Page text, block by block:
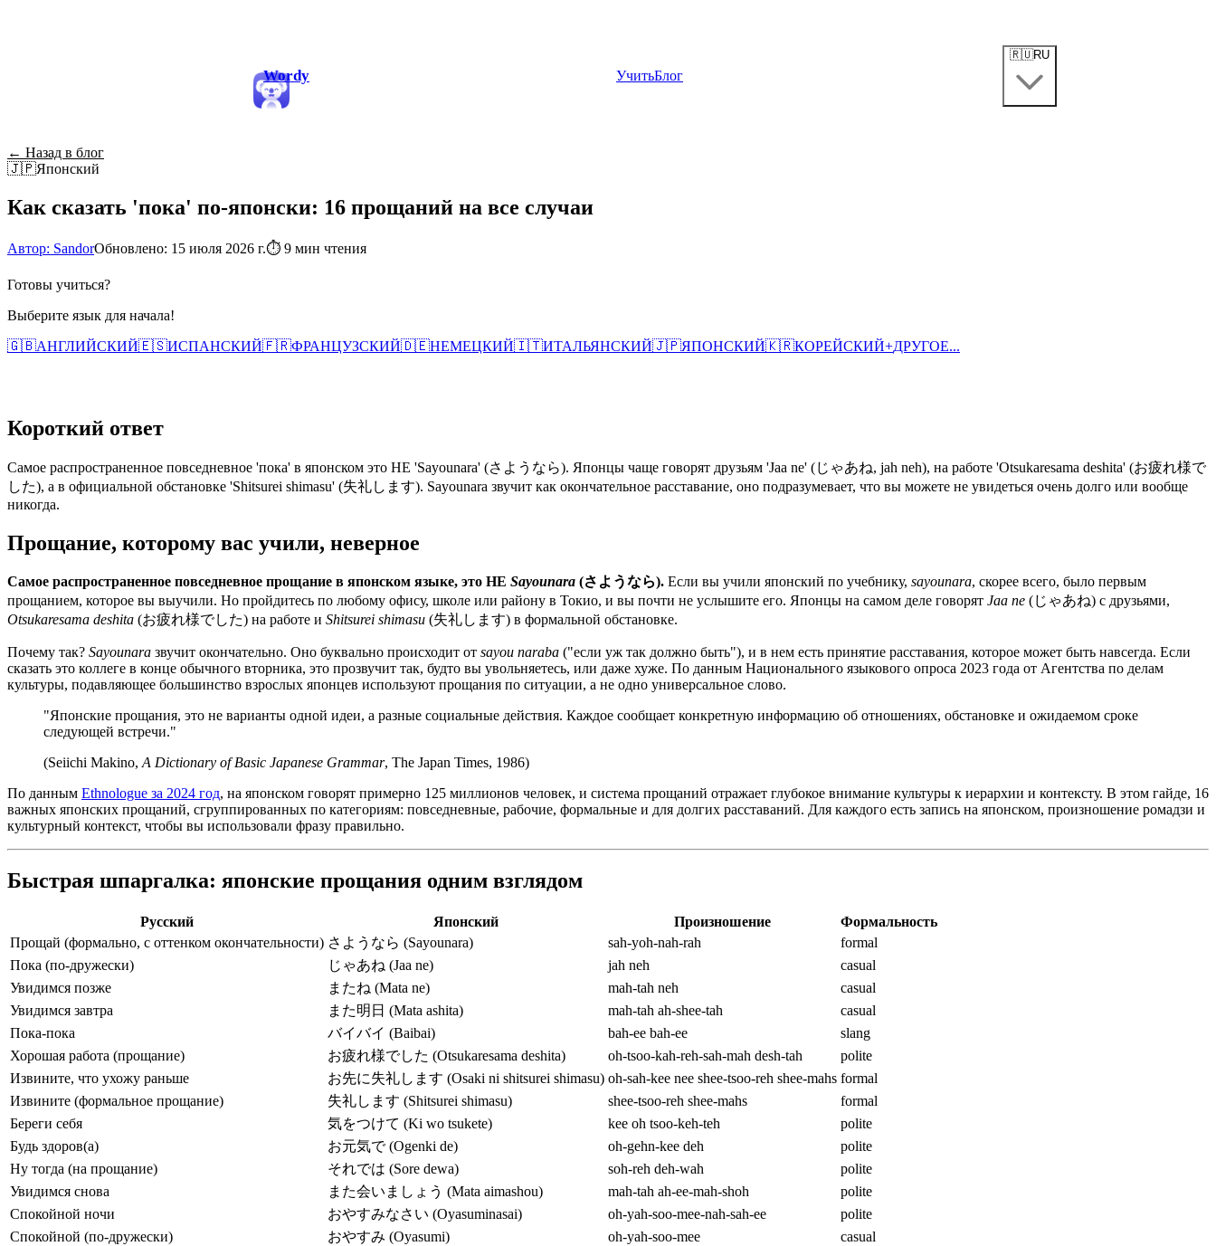
Wordy УчитьБлог
🇷🇺RU
← Назад в блог
🇯🇵Японский
Как сказать 'пока' по-японски: 16 прощаний на все случаи
Автор: SandorОбновлено: 15 июля 2026 г.⏱ 9 мин чтения
Готовы учиться?
Выберите язык для начала!
🇬🇧АНГЛИЙСКИЙ🇪🇸ИСПАНСКИЙ🇫🇷ФРАНЦУЗСКИЙ🇩🇪НЕМЕЦКИЙ🇮🇹ИТАЛЬЯНСКИЙ🇯🇵ЯПОНСКИЙ🇰🇷КОРЕЙСКИЙ+ДРУГОЕ...
Короткий ответ
Самое распространенное повседневное 'пока' в японском это НЕ 'Sayounara' (さようなら). Японцы чаще говорят друзьям 'Jaa ne' (じゃあね, jah neh), на работе 'Otsukaresama deshita' (お疲れ様で
した), а в официальной обстановке 'Shitsurei shimasu' (失礼します). Sayounara звучит как окончательное расставание, оно подразумевает, что вы можете не увидеться очень долго или вообще
никогда.
Прощание, которому вас учили, неверное
Самое распространенное повседневное прощание в японском языке, это НЕ Sayounara (さようなら). Если вы учили японский по учебнику, sayounara, скорее всего, было первым
прощанием, которое вы выучили. Но пройдитесь по любому офису, школе или району в Токио, и вы почти не услышите его. Японцы на самом деле говорят Jaa ne (じゃあね) с друзьями,
Otsukaresama deshita (お疲れ様でした) на работе и Shitsurei shimasu (失礼します) в формальной обстановке.
Почему так? Sayounara звучит окончательно. Оно буквально происходит от sayou naraba ("если уж так должно быть"), и в нем есть принятие расставания, которое может быть навсегда. Если
сказать это коллеге в конце обычного вторника, это прозвучит так, будто вы увольняетесь, или даже хуже. По данным Национального языкового опроса 2023 года от Агентства по делам
культуры, подавляющее большинство взрослых японцев используют прощания по ситуации, а не одно универсальное слово.
"Японские прощания, это не варианты одной идеи, а разные социальные действия. Каждое сообщает конкретную информацию об отношениях, обстановке и ожидаемом сроке
следующей встречи."
(Seiichi Makino,A Dictionary of Basic Japanese Grammar, The Japan Times, 1986)
По данным Ethnologue за 2024 год, на японском говорят примерно 125 миллионов человек, и система прощаний отражает глубокое внимание культуры к иерархии и контексту. В этом гайде, 16
важных японских прощаний, сгруппированных по категориям: повседневные, рабочие, формальные и для долгих расставаний. Для каждого есть запись на японском, произношение ромадзи и
культурный контекст, чтобы вы использовали фразу правильно.
Быстрая шпаргалка: японские прощания одним взглядом
Русский Японский Произношение
Формальность
Прощай (формально, с оттенком окончательности) さようなら (Sayounara) sah-yoh-nah-rah
formal
Пока (по-дружески)
じゃあね (Jaa ne) jah neh
casual
Увидимся позже
またね (Mata ne) mah-tah neh
casual
Увидимся завтра
また明日 (Mata ashita) mah-tah ah-shee-tah
casual
Пока-пока
バイバイ (Baibai) bah-ee bah-ee
slang
Хорошая работа (прощание)
お疲れ様でした (Otsukaresama deshita) oh-tsoo-kah-reh-sah-mah desh-tah
polite
Извините, что ухожу раньше
お先に失礼します (Osaki ni shitsurei shimasu) oh-sah-kee nee shee-tsoo-reh shee-mahs formal
Извините (формальное прощание)
失礼します (Shitsurei shimasu) shee-tsoo-reh shee-mahs
formal
Береги себя
気をつけて (Ki wo tsukete) kee oh tsoo-keh-teh
polite
Будь здоров(а)
お元気で (Ogenki de) oh-gehn-kee deh
polite
Ну тогда (на прощание)
それでは (Sore dewa) soh-reh deh-wah
polite
Увидимся снова
また会いましょう (Mata aimashou) mah-tah ah-ee-mah-shoh
polite
Спокойной ночи
おやすみなさい (Oyasuminasai) oh-yah-soo-mee-nah-sah-ee
polite
Спокойной (по-дружески)
おやすみ (Oyasumi) oh-yah-soo-mee
casual